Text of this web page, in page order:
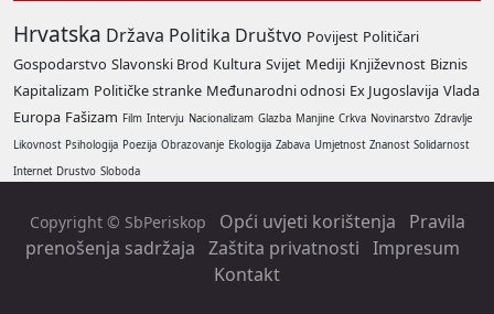
Hrvatska Država Politika Društvo Povijest Političari
Gospodarstvo Slavonski Brod Kultura Svijet Mediji Književnost Biznis
Kapitalizam Političke stranke Međunarodni odnosi Ex Jugoslavija Vlada
Europa Fašizam Film Intervju Nacionalizam Glazba Manjine Crkva Novinarstvo Zdravlje
Likovnost Psihologija Poezija Obrazovanje Ekologija Zabava Umjetnost Znanost Solidarnost
Internet Drustvo Sloboda
Copyright © SbPeriskop Opći uvjeti korištenja
Pravila
prenošenja sadržaja Zaštita privatnosti Impresum
Kontakt